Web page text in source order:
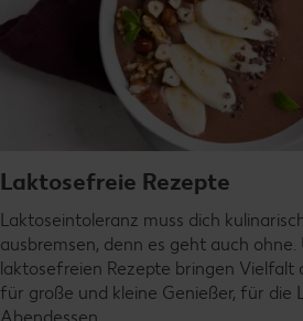
Laktosefreie Rezepte
Laktoseintoleranz muss dich
ausbremsen, denn es geht auch ohne.
laktosefreien Rezepte bringen Vielfalt
für große und kleine Genießer, für die